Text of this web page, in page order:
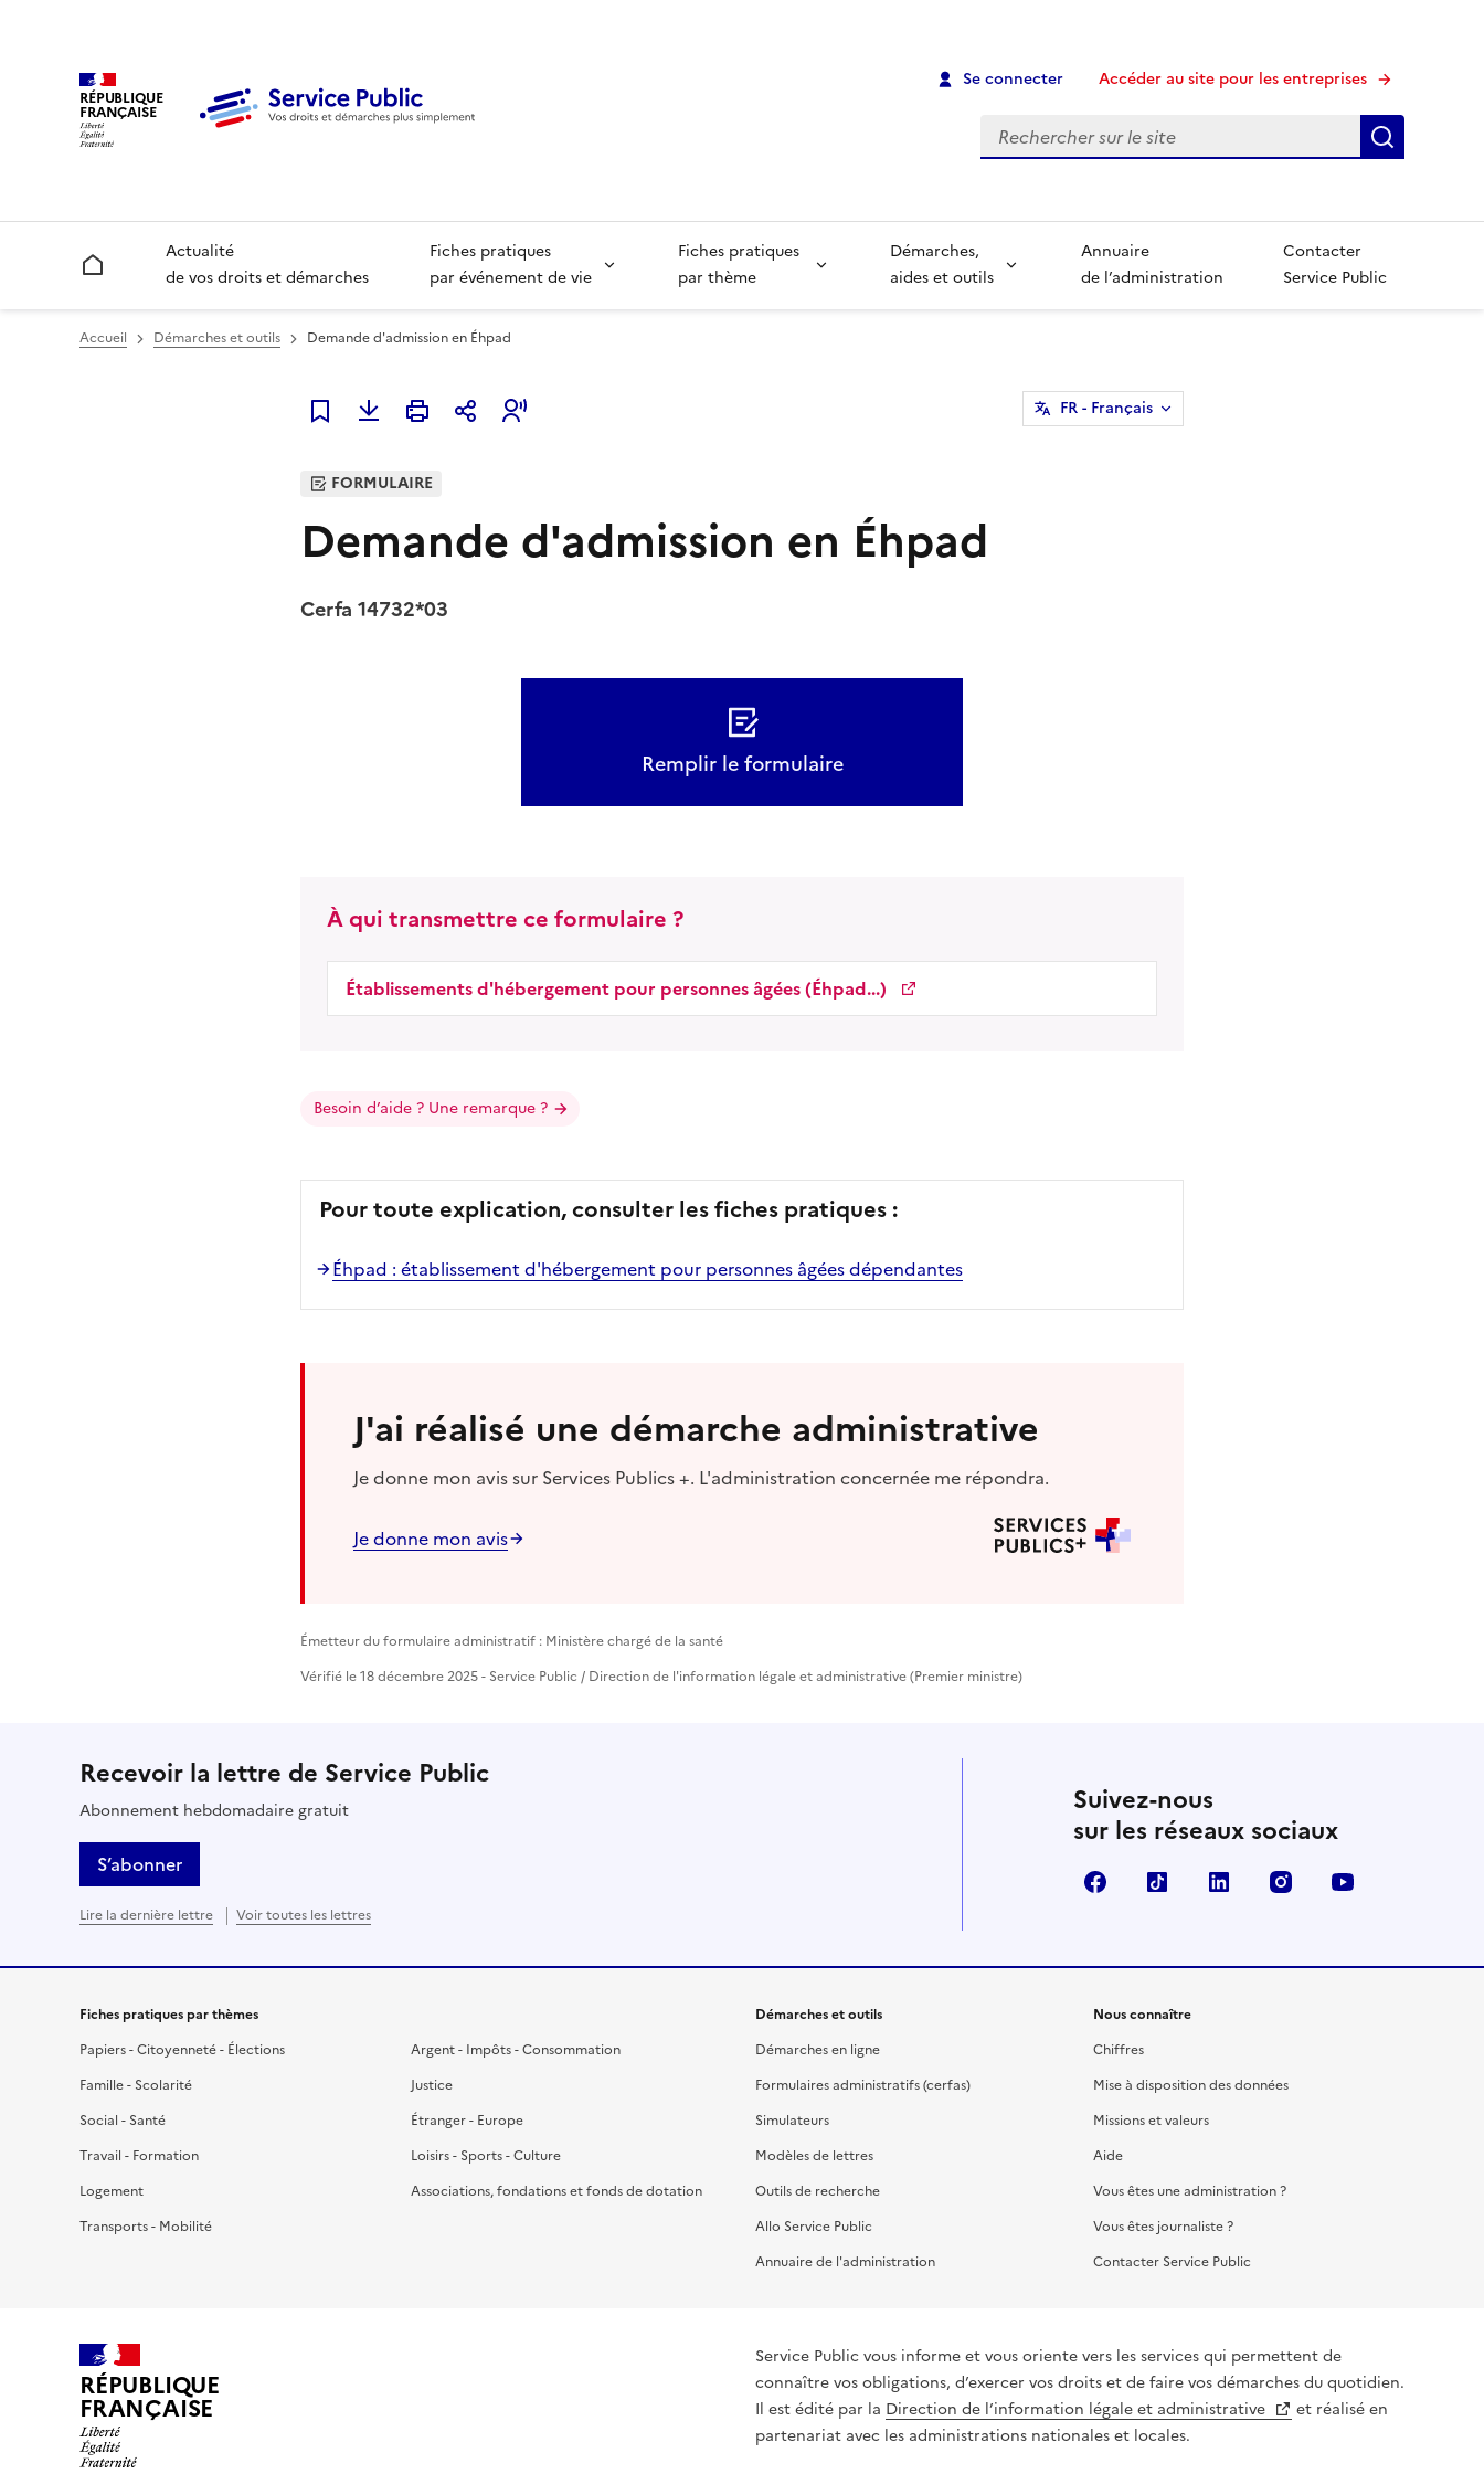
RÉPUBLIQUE
FRANÇAISE
Se connecter Accéder au site pour les entreprises
Recherche
Accueil
Actualité
de vos droits et démarches
Fiches pratiques
par événement de vie
Fiches pratiques
par thème
Démarches,
aides et outils
Annuaire
de l’administration
Contacter
Service Public
Accueil Démarches et outils Demande d'admission en Éhpad
Ajouter à mes favoris
FR- Français
FORMULAIRE
Demande d'admission en Éhpad
Cerfa 14732*03
Remplir le formulaire
À qui transmettre ce formulaire ?
Établissements d'hébergement pour personnes âgées (Éhpad...)
Besoin d’aide ? Une remarque ?
Pour toute explication, consulter les fiches pratiques :
Éhpad : établissement d'hébergement pour personnes âgées dépendantes
J'ai réalisé une démarche administrative
Je donne mon avis sur Services Publics +. L'administration concernée me répondra.
Je donne mon avis
Émetteur du formulaire administratif : Ministère chargé de la santé
Vérifié le 18 décembre 2025 - Service Public / Direction de l'information légale et administrative (Premier ministre)
Recevoir la lettre de Service Public
Abonnement hebdomadaire gratuit
S’abonner
Lire la dernière lettre Voir toutes les lettres
Suivez-nous
sur les réseaux sociaux
FacebookTikTok LinkedIn Instagram
Fiches pratiques par thèmes
Papiers - Citoyenneté - Élections
Famille - Scolarité
Social - Santé
Travail - Formation
Logement
Transports - Mobilité
Argent - Impôts - Consommation
Justice
Étranger - Europe
Loisirs - Sports - Culture
Associations, fondations et fonds de dotation
Démarches et outils
Démarches en ligne
Formulaires administratifs (cerfas)
Simulateurs
Modèles de lettres
Outils de recherche
Allo Service Public
Annuaire de l'administration
Nous connaître
Chiffres
Mise à disposition des données
Missions et valeurs
Aide
Vous êtes une administration ?
Vous êtes journaliste ?
Contacter Service Public
RÉPUBLIQUE
FRANÇAISE
Service Public vous informe et vous oriente vers les services qui permettent de
connaître vos obligations, d’exercer vos droits et de faire vos démarches du quotidien.
Il est édité par la Direction de l’information légale et administrative
et réalisé en
partenariat avec les administrations nationales et locales.